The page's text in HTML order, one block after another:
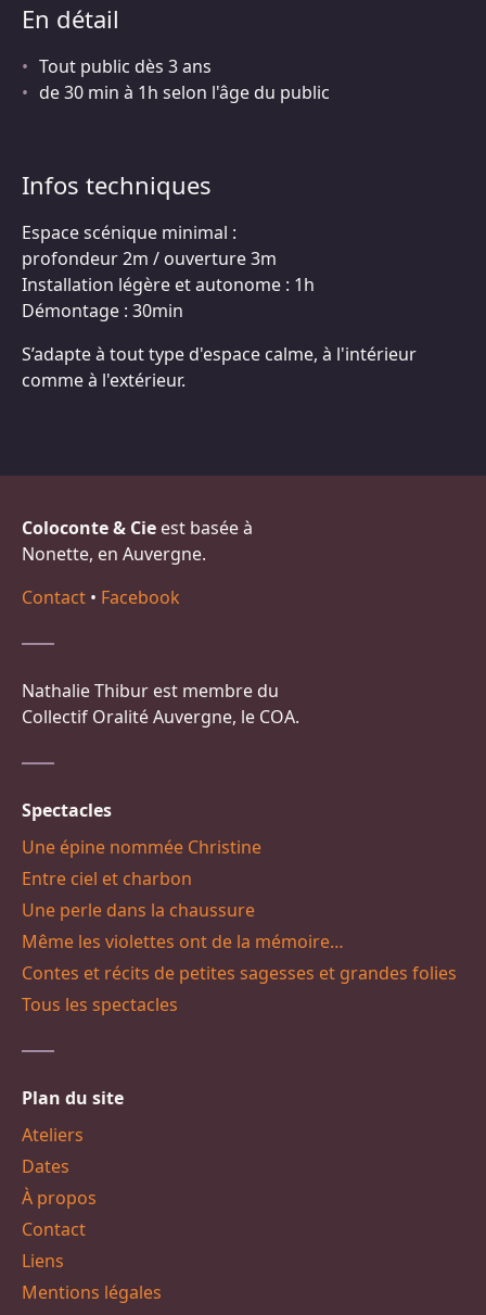
En détail
Tout public dès 3 ans
de 30 min à 1h selon l'âge du public
Infos techniques
Espace scénique minimal :
profondeur 2m / ouverture 3m
Installation légère et autonome : 1h
Démontage : 30min
S’adapte à tout type d'espace calme, à l'intérieur
comme à l'extérieur.
Coloconte & Cie est basée à
Nonette, en Auvergne.
Contact • Facebook
Nathalie Thibur est membre du
Collectif Oralité Auvergne, le COA.
Spectacles
Une épine nommée Christine
Entre ciel et charbon
Une perle dans la chaussure
Même les violettes ont de la mémoire…
Contes et récits de petites sagesses et grandes folies
Tous les spectacles
Plan du site
Ateliers
Dates
À propos
Contact
Liens
Mentions légales